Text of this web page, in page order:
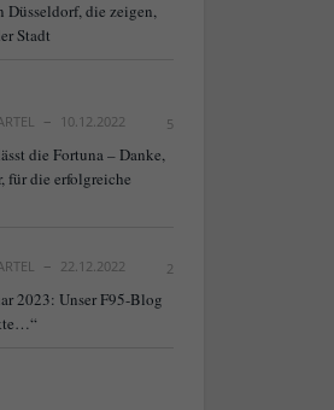
Düsseldorf, die zeigen,
Stadt
10.12.2022 5
die Fortuna – Danke,
für die erfolgreiche
22.12.2022 2
2023: Unser F95-Blog